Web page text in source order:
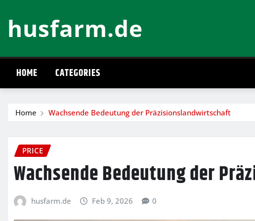
content
husfarm.de
HOME CATEGORIES
Home Wachsende Bedeutung der Präzisionslandwirtschaft
PRICE
Wachsende Bedeutung der
husfarm.de Feb 9, 2026 0